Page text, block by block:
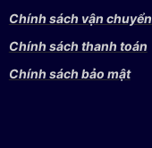
Chính sách vận chuyển
Chính sách thanh toán
Chính sách bảo mật